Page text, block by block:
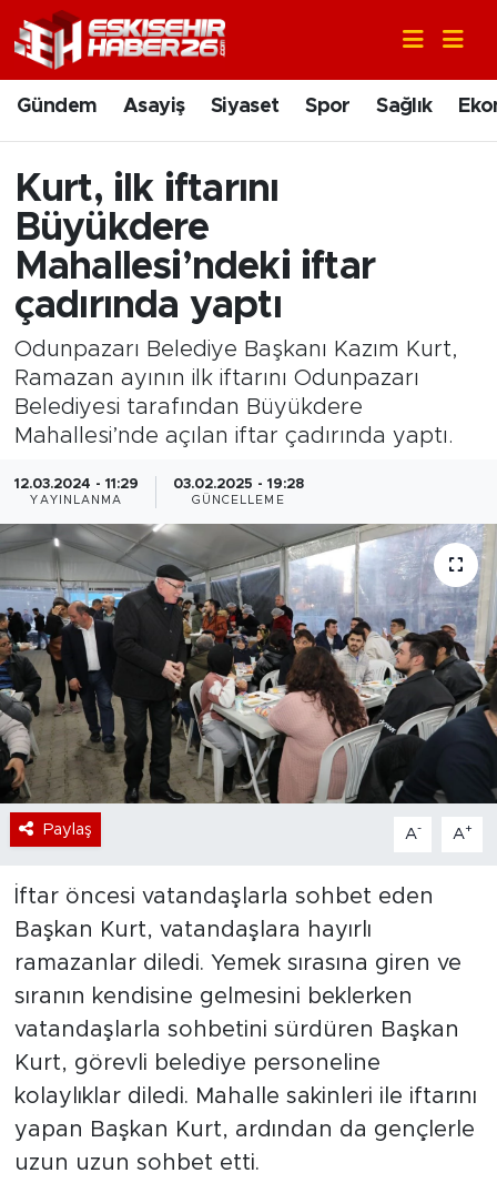
Gündem Asayiş Siyaset Spor Sağlık
Kurt, ilk iftarını
Büyükdere
Mahallesi’ndeki iftar
çadırında yaptı
Odunpazarı Belediye Başkanı Kazım Kurt,
Ramazan ayının ilk iftarını Odunpazarı
Belediyesi tarafından Büyükdere
Mahallesi’nde açılan iftar çadırında yaptı.
12.03.2024 - 11:29
YAYINLANMA
03.02.2025 - 19:28
GÜNCELLEME
Paylaş A- A+
İftar öncesi vatandaşlarla sohbet eden
Başkan Kurt, vatandaşlara hayırlı
ramazanlar diledi. Yemek sırasına giren ve
sıranın kendisine gelmesini beklerken
vatandaşlarla sohbetini sürdüren Başkan
Kurt, görevli belediye personeline
kolaylıklar diledi. Mahalle sakinleri ile iftarını
yapan Başkan Kurt, ardından da gençlerle
uzun uzun sohbet etti.
Gündem
Asayiş
Siyaset
Spor
Sağlık
Ekonomi
Eğitim
Sanat
Bölge
Teknoloji
Magazin
Dünya
Sektör
Nöbetçi Eczaneler
Hava Durumu
Trafik Durumu
Süper Lig Puan Durumu ve Fikstür
Tüm Manşetler
Son Dakika Haberleri
Haber Arşivi